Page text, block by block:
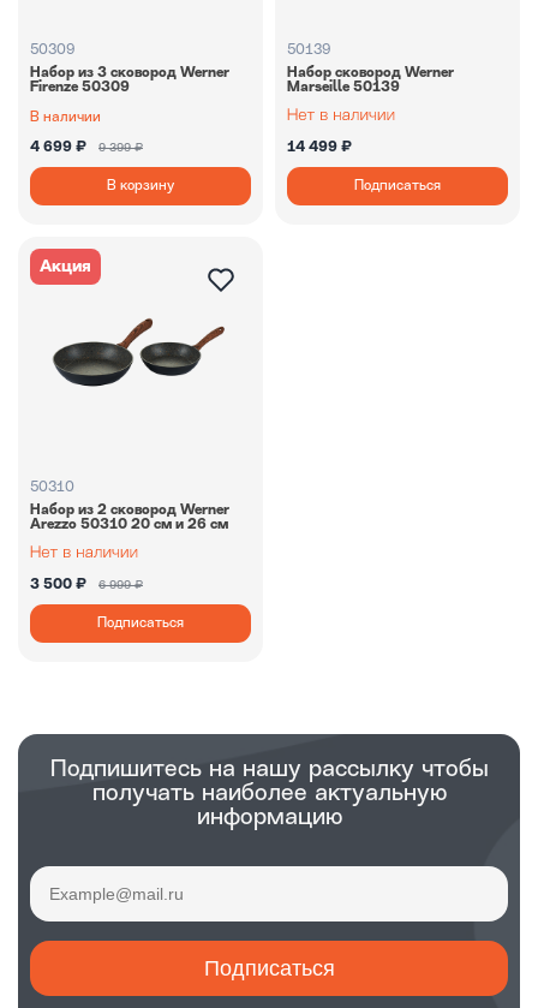
50309
Набор из 3 сковород Werner
Firenze 50309
В наличии
4 699 ₽ 9 399 ₽
В корзину
50139
Набор cковород Werner
Marseille 50139
14 499 ₽
Подписаться
Акция
50310
Набор из 2 сковород Werner
Arezzo 50310 20 см и 26 см
3 500 ₽ 6 999 ₽
Подписаться
Подпишитесь на нашу рассылку чтобы
получать наиболее актуальную
информацию
Подписаться